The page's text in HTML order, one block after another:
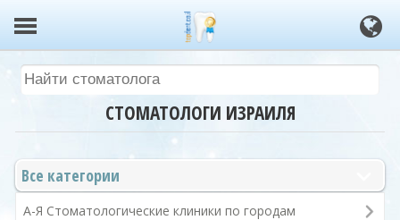
СТОМАТОЛОГИ ИЗРАИЛЯ
Все категории
А-Я Стоматологические клиники по городам